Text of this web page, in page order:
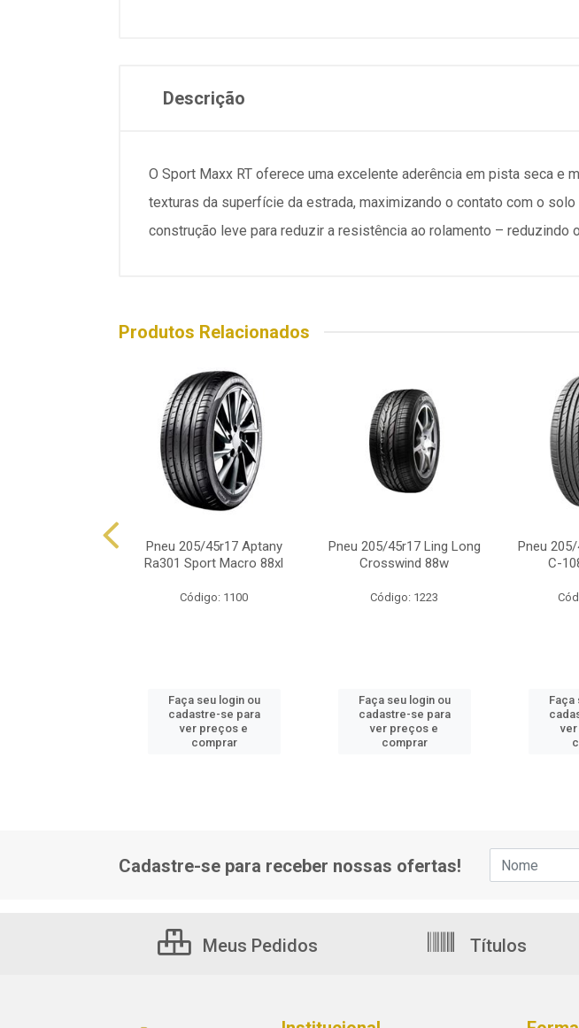
Descrição
O Sport Maxx RT oferece uma excelente aderência em pista seca e
texturas da superfície da estrada, maximizando o contato com o solo
construção leve para reduzir a resistência ao rolamento – reduzindo
Produtos Relacionados
Pneu 205/45r17 Aptany
Ra301 Sport Macro 88xl
Código: 1100
Faça seu login ou
cadastre-se para
ver preços e
comprar
Pneu 205/45r17 Ling Long
Crosswind 88w
Código: 1223
Faça seu login ou
cadastre-se para
ver preços e
comprar
Pneu
C-
Faça
Cadastre-se para receber nossas ofertas!
Meus Pedidos Títulos